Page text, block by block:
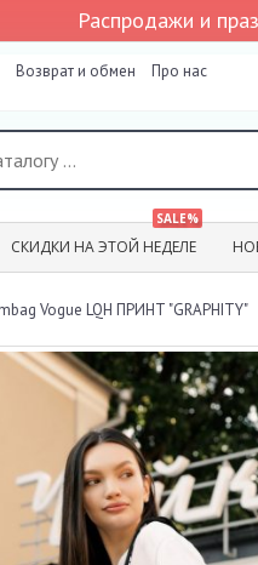
Распродажи и
Возврат и обмен Про нас
SALE%
СКИДКИ НА ЭТОЙ НЕДЕЛЕ
Vogue LQH ПРИНТ "GRAPHITY"